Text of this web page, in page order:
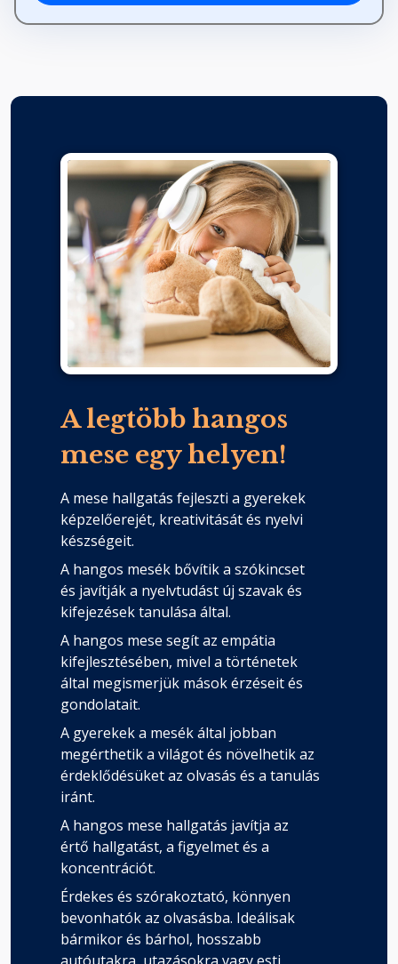
Szegény ember szerencséje
Útmutató búvármadár
Fejezet hossza: 00:01:43
A legtöbb hangos
mese egy helyen!
A mese hallgatás fejleszti a gyerekek
képzelőerejét, kreativitását és nyelvi
készségeit.
A hangos mesék bővítik a szókincset
és javítják a nyelvtudást új szavak és
kifejezések tanulása által.
A hangos mese segít az empátia
kifejlesztésében, mivel a történetek
által megismerjük mások érzéseit és
gondolatait.
A gyerekek a mesék által jobban
megérthetik a világot és növelhetik az
érdeklődésüket az olvasás és a tanulás
iránt.
A hangos mese hallgatás javítja az
értő hallgatást, a figyelmet és a
koncentrációt.
Érdekes és szórakoztató, könnyen
bevonhatók az olvasásba. Ideálisak
bármikor és bárhol, hosszabb